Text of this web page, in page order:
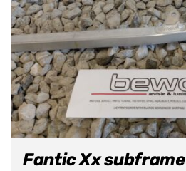
Fantic Xx subframe